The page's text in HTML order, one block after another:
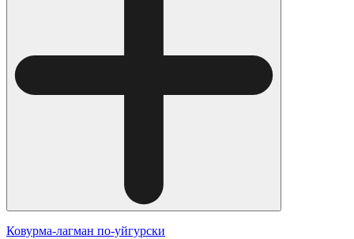
Ковурма-лагман по-уйгурски